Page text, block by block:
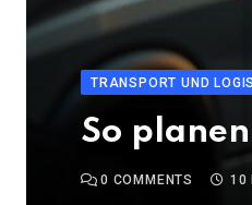
TRANSPORT UND
So
0 COMMENTS 10